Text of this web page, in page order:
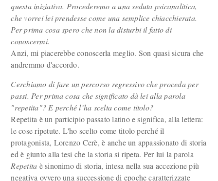
questa iniziativa. Procederemo a una seduta psicanalitica,
che vorrei lei prendesse come una semplice chiacchierata.
Per prima cosa spero che non la disturbi il fatto di
conoscermi.
Anzi, mi piacerebbe conoscerla meglio. Son quasi sicura che
andremmo d'accordo.
Cerchiamo di fare un percorso regressivo che proceda per
passi. Per prima cosa che significato dà lei alla parola
"repetita"? E perché l’ha scelta come titolo?
Repetita è un participio passato latino e significa, alla lettera:
le cose ripetute. L'ho scelto come titolo perché il
protagonista, Lorenzo Cerè, è anche un appassionato di storia
ed è giunto alla tesi che la storia si ripeta. Per lui la parola
Repetita è sinonimo di storia, intesa nella sua accezione più
negativa ovvero una successione di epoche caratterizzate